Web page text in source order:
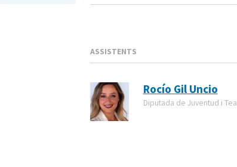
ASSISTENTS
Rocío Gil Uncio
Diputada de Juventud i